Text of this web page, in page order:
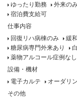
ゆったり勤務
外来の
宿泊費支給可
仕事内容
回復リハ病棟のみ
緩
糖尿病専門外来あり
薬物アルコール症例なし
設備・機材
電子カルテ
オーダリ
その他